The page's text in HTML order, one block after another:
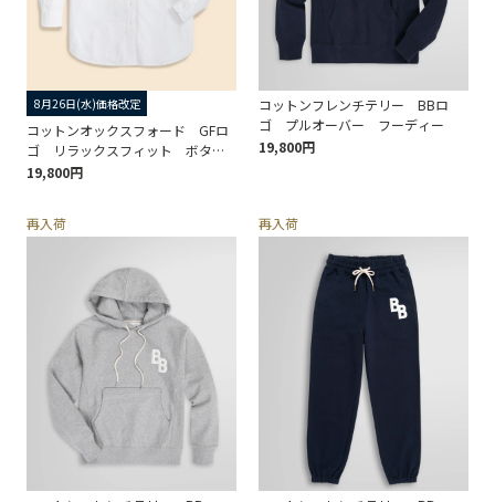
8月26日(水)価格改定
コットンオックスフォード GFロ
ゴ リラックスフィット ボタン
ダウンシャツ
19,800円
コットンフレンチテリー BBロ
ゴ プルオーバー フーディー
19,800円
再入荷 再入荷